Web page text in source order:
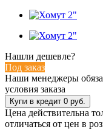
Нашли дешевле?
Под заказ
Наши менеджеры
условия заказа
Цена действительна
отличаться от цен в